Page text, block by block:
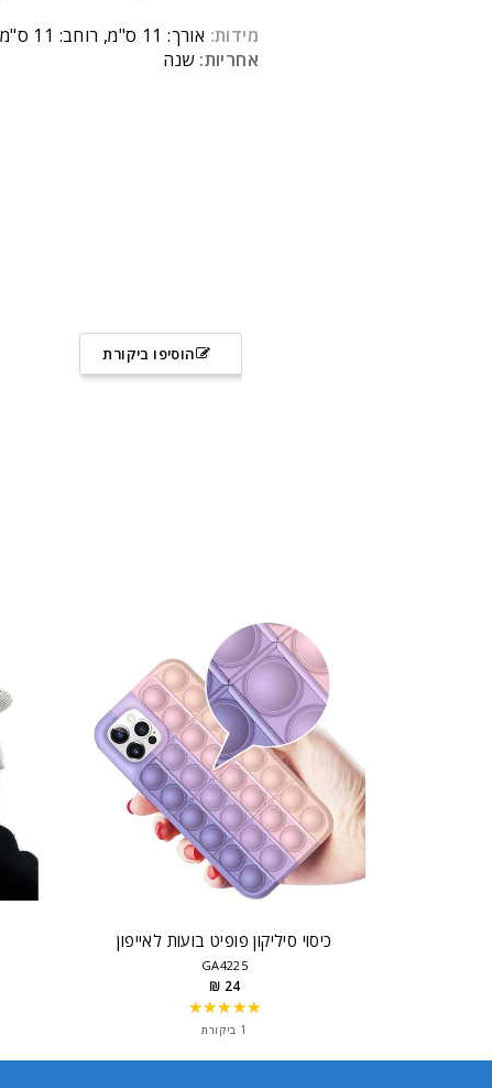
מידות: אורך: 11 ס"מ, רוחב: 11 ס"מ, גובה (מצב סגור): 6 ס"מ
אחריות: שנה
הוסיפו ביקורת
כיסוי סיליקון פופיט בועות לאייפון
GA4225
24 ₪
★★★★★
out
1 ביקורת